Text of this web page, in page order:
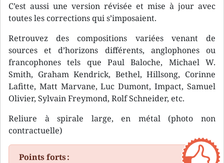
C’est aussi une version révisée et mise à jour avec
toutes les corrections qui s’imposaient.
Retrouvez des compositions variées venant de
sources et d’horizons différents, anglophones ou
francophones tels que Paul Baloche, Michael W.
Smith, Graham Kendrick, Bethel, Hillsong, Corinne
Lafitte, Matt Marvane, Luc Dumont, Impact, Samuel
Olivier, Sylvain Freymond, Rolf Schneider, etc.
Reliure à spirale large, en métal (photo non
contractuelle)
Points forts :